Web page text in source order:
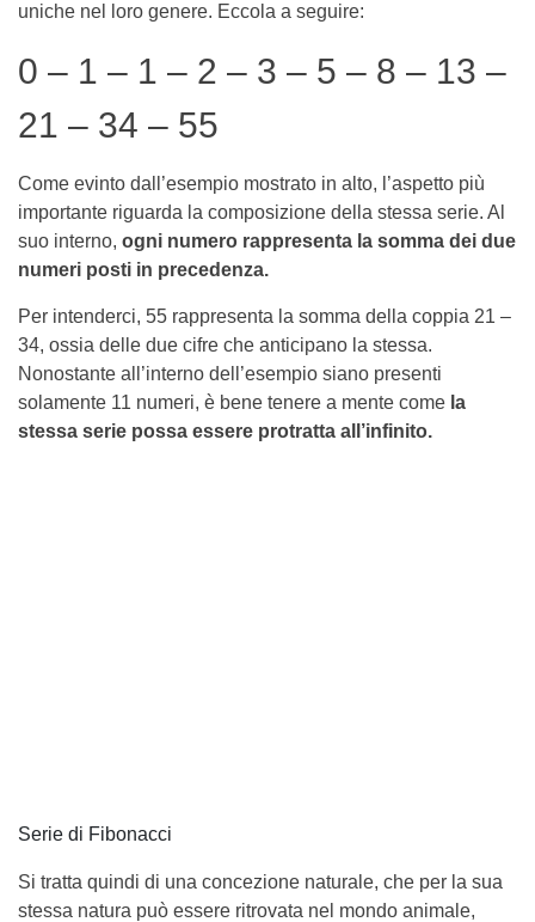
uniche nel loro genere. Eccola a seguire:
0 – 1 – 1 – 2 – 3 – 5 – 8 – 13 –
21 – 34 – 55
Come evinto dall’esempio mostrato in alto, l’aspetto più
importante riguarda la composizione della stessa serie. Al
suo interno, ogni numero rappresenta la somma dei due
numeri posti in precedenza.
Per intenderci, 55 rappresenta la somma della coppia 21 –
34, ossia delle due cifre che anticipano la stessa.
Nonostante all’interno dell’esempio siano presenti
solamente 11 numeri, è bene tenere a mente come la
stessa serie possa essere protratta all’infinito.
Serie di Fibonacci
Si tratta quindi di una concezione naturale, che per la sua
stessa natura può essere ritrovata nel mondo animale,